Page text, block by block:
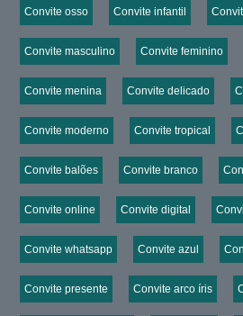
Convite osso Convite infantil
Convite masculino Convite feminino
Convite menina Convite delicado
Convite moderno Convite tropical
Convite balões Convite branco
Convite online Convite digital
Convite whatsapp Convite azul
Convite presente Convite arco íris